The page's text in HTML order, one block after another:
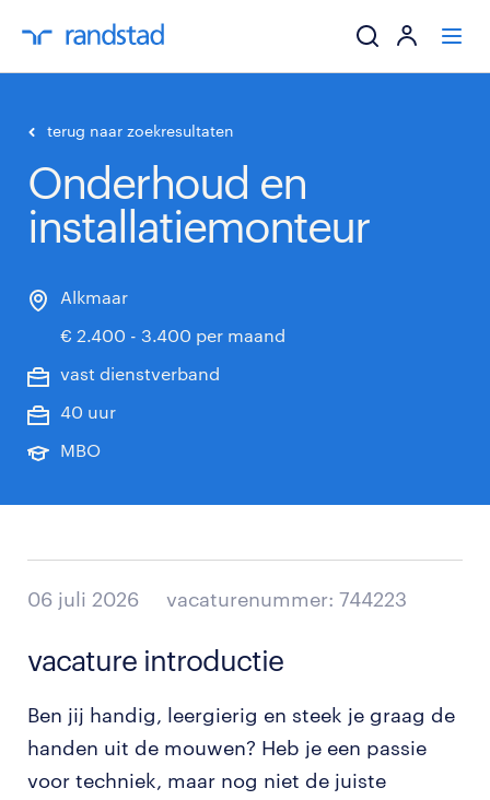
werkgevers
mijn carrière
terug naar zoekresultaten
Onderhoud en
installatiemonteur
Alkmaar
€ 2.400 - 3.400 per maand
vast dienstverband
40 uur
MBO
06 juli 2026 vacaturenummer: 744223
vacature introductie
Ben jij handig, leergierig en steek je graag de
handen uit de mouwen? Heb je een passie
voor techniek, maar nog niet de juiste